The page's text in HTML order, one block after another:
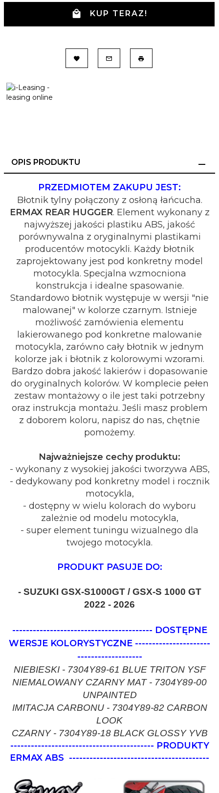
KUP TERAZ!
OPIS PRODUKTU
PRZEDMIOTEM ZAKUPU JEST:
Błotnik tylny połączony z osłoną łańcucha.
ERMAX REAR HUGGER. Element wykonany z
najwyższej jakości plastiku ABS, jakość
porównywalna z oryginalnymi plastikami
producentów motocykli. Każdy błotnik
zaprojektowany jest pod konkretny model
motocykla. Specjalna wzmocniona
konstrukcja i idealne spasowanie.
Standardowo błotnik występuje w wersji "nie
malowanej" w kolorze czarnym. Istnieje
możliwość zamówienia elementu
lakierowanego pod konkretne malowanie
motocykla, zarówno cały błotnik w jednym
kolorze jak i błotnik z kolorowymi wzorami.
Bardzo dobra jakość lakierów i dopasowanie
do oryginalnych kolorów. W komplecie pełen
zestaw montażowy o ile jest taki potrzebny
oraz instrukcja montażu. Jeśli masz problem
z doborem koloru, napisz do nas, chętnie
pomożemy.
Najważniejsze cechy produktu:
- wykonany z wysokiej jakości tworzywa ABS,
- dedykowany pod konkretny model i rocznik
motocykla,
- dostępny w wielu kolorach do wyboru
zależnie od modelu motocykla,
- super element tuningu wizualnego dla
twojego motocykla.
PRODUKT PASUJE DO:
- SUZUKI GSX-S1000GT / GSX-S 1000 GT
2022 - 2026
----------------------------------------- DOSTĘPNE
WERSJE KOLORYSTYCZNE ----------------------
-------------------
NIEBIESKI - 7304Y89-61 BLUE TRITON YSF
NIEMALOWANY CZARNY MAT - 7304Y89-00
UNPAINTED
IMITACJA CARBONU - 7304Y89-82 CARBON
LOOK
CZARNY - 7304Y89-18 BLACK GLOSSY YVB
------------------------------------------ PRODUKTY
ERMAX ABS -----------------------------------------